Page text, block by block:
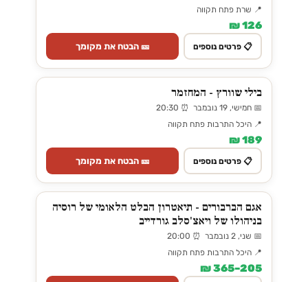
📍 שרת פתח תקווה
126 ₪
📋 פרטים נוספים 🎫 הבטח את מקומך
בילי שוורץ - המחזמר
📅 חמישי, 19 נובמבר ⏰ 20:30
📍 היכל התרבות פתח תקווה
189 ₪
📋 פרטים נוספים 🎫 הבטח את מקומך
אגם הברבורים - תיאטרון הבלט הלאומי של רוסיה
בניהולו של ויאצ'סלב גורדייב
📅 שני, 2 נובמבר ⏰ 20:00
📍 היכל התרבות פתח תקווה
205–365 ₪